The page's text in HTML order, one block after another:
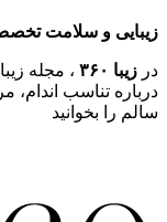
زیبایی و سلامت
در زیبا ۳۶۰
، مجله
درباره تناسب
سالم را بخوانید